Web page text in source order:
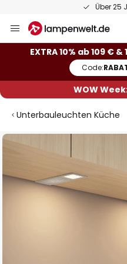
Über 25
Inhalt
springen
EXTRA 10% ab 109 € &
Code:
WOW
Unterbauleuchten Küche
Zum
Bildgalerie